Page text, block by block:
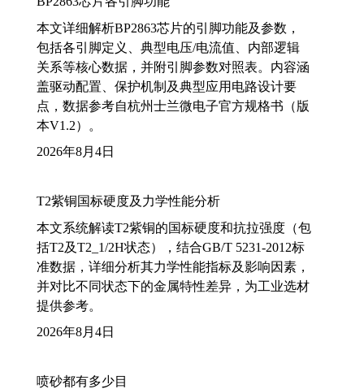
本文详细解析BP2863芯片的引脚功能及参数，
包括各引脚定义、典型电压/电流值、内部逻辑
关系等核心数据，并附引脚参数对照表。内容涵
盖驱动配置、保护机制及典型应用电路设计要
点，数据参考自杭州士兰微电子官方规格书（版
本V1.2）。
2026年8月4日
T2紫铜国标硬度及力学性能分析
本文系统解读T2紫铜的国标硬度和抗拉强度（包
括T2及T2_1/2H状态），结合GB/T 5231-2012标
准数据，详细分析其力学性能指标及影响因素，
并对比不同状态下的金属特性差异，为工业选材
提供参考。
2026年8月4日
喷砂都有多少目